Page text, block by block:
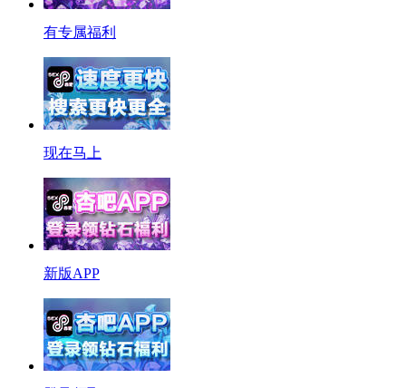
有专属福利
现在马上
新版APP